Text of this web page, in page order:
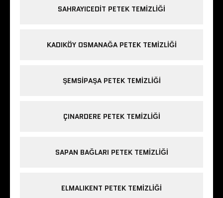
SAHRAYICEDIT PETEK TEMIZLIĞI
KADIKÖY OSMANAĞA PETEK TEMIZLIĞI
ŞEMSIPAŞA PETEK TEMIZLIĞI
ÇINARDERE PETEK TEMIZLIĞI
SAPAN BAĞLARI PETEK TEMIZLIĞI
ELMALIKENT PETEK TEMIZLIĞI